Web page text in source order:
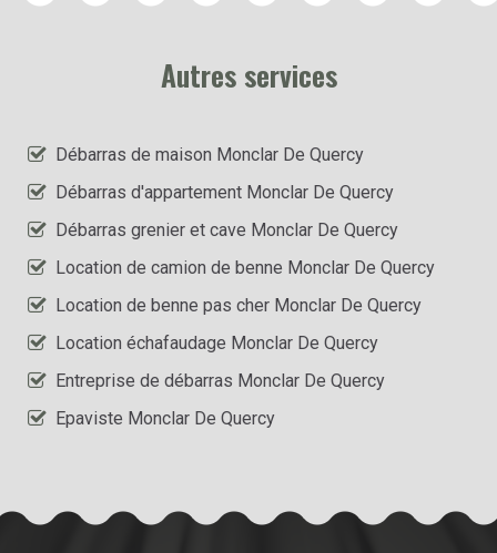
Autres services
Débarras de maison Monclar De Quercy
Débarras d'appartement Monclar De Quercy
Débarras grenier et cave Monclar De Quercy
Location de camion de benne Monclar De Quercy
Location de benne pas cher Monclar De Quercy
Location échafaudage Monclar De Quercy
Entreprise de débarras Monclar De Quercy
Epaviste Monclar De Quercy